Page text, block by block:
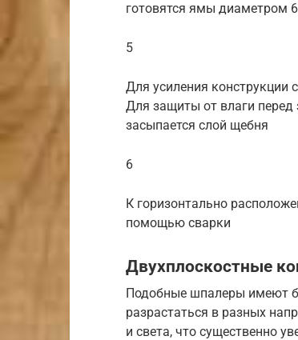
готовятся ямы диаметром
5
Для усиления конструкции
Для защиты от влаги
засыпается слой щебня
6
К горизонтально
помощью сварки
Двухплоскостные
Подобные шпалеры имеют
разрастаться в разных
и света, что существенно